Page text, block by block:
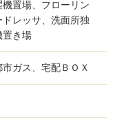
置場、フローリン
レッサ、洗面所独
置き場
ガス、宅配ＢＯＸ